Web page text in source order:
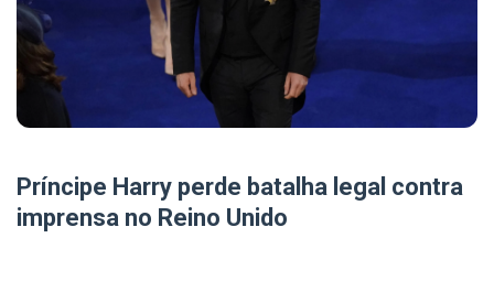
Príncipe Harry perde batalha legal contra
imprensa no Reino Unido